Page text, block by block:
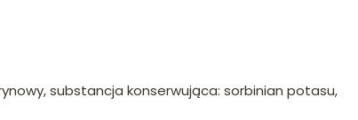
substancja konserwująca: sorbinian potasu,